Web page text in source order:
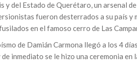
y del Estado de Querétaro, un arsenal
fueron desterrados a su país y
en el famoso cerro de Las
de Damián Carmona llegó a los 4
de inmediato se le hizo una ceremonia